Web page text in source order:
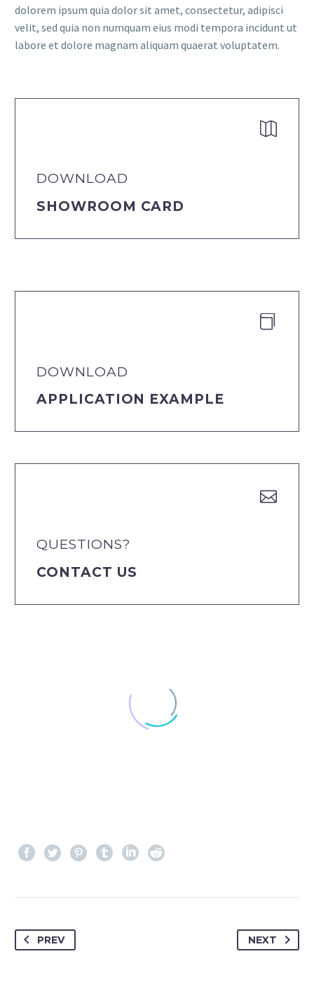
dolorem ipsum quia dolor sit amet, consectetur, adipisci
velit, sed quia non numquam eius modi tempora incidunt ut
labore et dolore magnam aliquam quaerat voluptatem.


DOWNLOAD
SHOWROOM CARD


DOWNLOAD
APPLICATION EXAMPLE


QUESTIONS?
CONTACT US
PREV NEXT